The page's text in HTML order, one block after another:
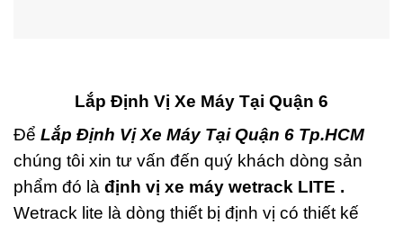
Lắp Định Vị Xe Máy Tại Quận 6
Để Lắp Định Vị Xe Máy Tại Quận 6 Tp.HCM
chúng tôi xin tư vấn đến quý khách dòng sản
phẩm đó là định vị xe máy wetrack LITE .
Wetrack lite là dòng thiết bị định vị có thiết kế